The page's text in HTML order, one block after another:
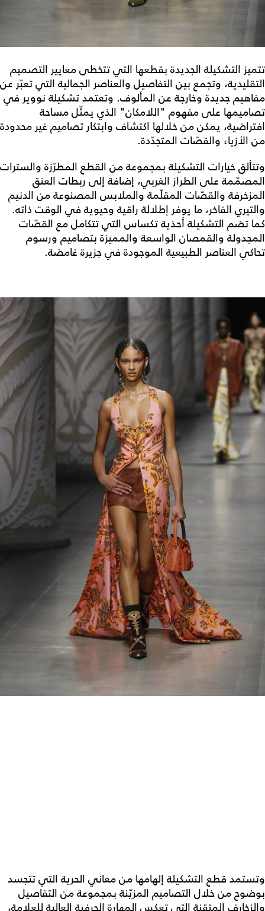
تتميز التشكيلة الجديدة بقطعها التي تتخطى معايير التصميم
التقليدية، وتجمع بين التفاصيل والعناصر الجمالية التي تعبّر عن
مفاهيم جديدة وخارجة عن المألوف. وتعتمد تشكيلة نووير في
تصاميمها على مفهوم "اللامكان" الذي يمثّل مساحة
افتراضية، يمكن من خلالها اكتشاف وابتكار تصاميم غير محدودة
من الأزياء والقصّات المتجدّدة.
وتتألق خيارات التشكيلة بمجموعة من القطع المطرّزة والسترات
المصمّمة على الطراز الغربي، إضافة إلى ربطات العنق
المزخرفة والقصّات المقلّمة والملابس المصنوعة من الدنيم
والتيري الفاخر، ما يوفر إطلالة راقية وحيوية في الوقت ذاته.
كما تضم التشكيلة أحذية تكساس التي تتكامل مع القصّات
المجدولة والقمصان الواسعة والمميزة بتصاميم ورسوم
تحاكي العناصر الطبيعية الموجودة في جزيرة غامضة.
وتستمد قطع التشكيلة إلهامها من معاني الحرية التي تتجسد
بوضوح من خلال التصاميم المزيّنة بمجموعة من التفاصيل
والزخارف المتقنة التي تعكس المهارة الحِرفية العالية للعلامة،